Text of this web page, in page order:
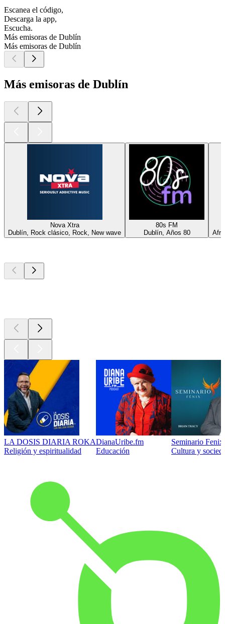
Escanea el código,
Descarga la app,
Escucha.
Más emisoras de Dublín
Más emisoras de Dublín
Más emisoras de Dublín
Nova Xtra
Dublín, Rock clásico, Rock, New wave
80s FM
Dublín, Años 80
LA DOSIS DIARIA ROKA
Religión y espiritualidad
DianaUribe.fm
Educación
Seminario
Cultura y